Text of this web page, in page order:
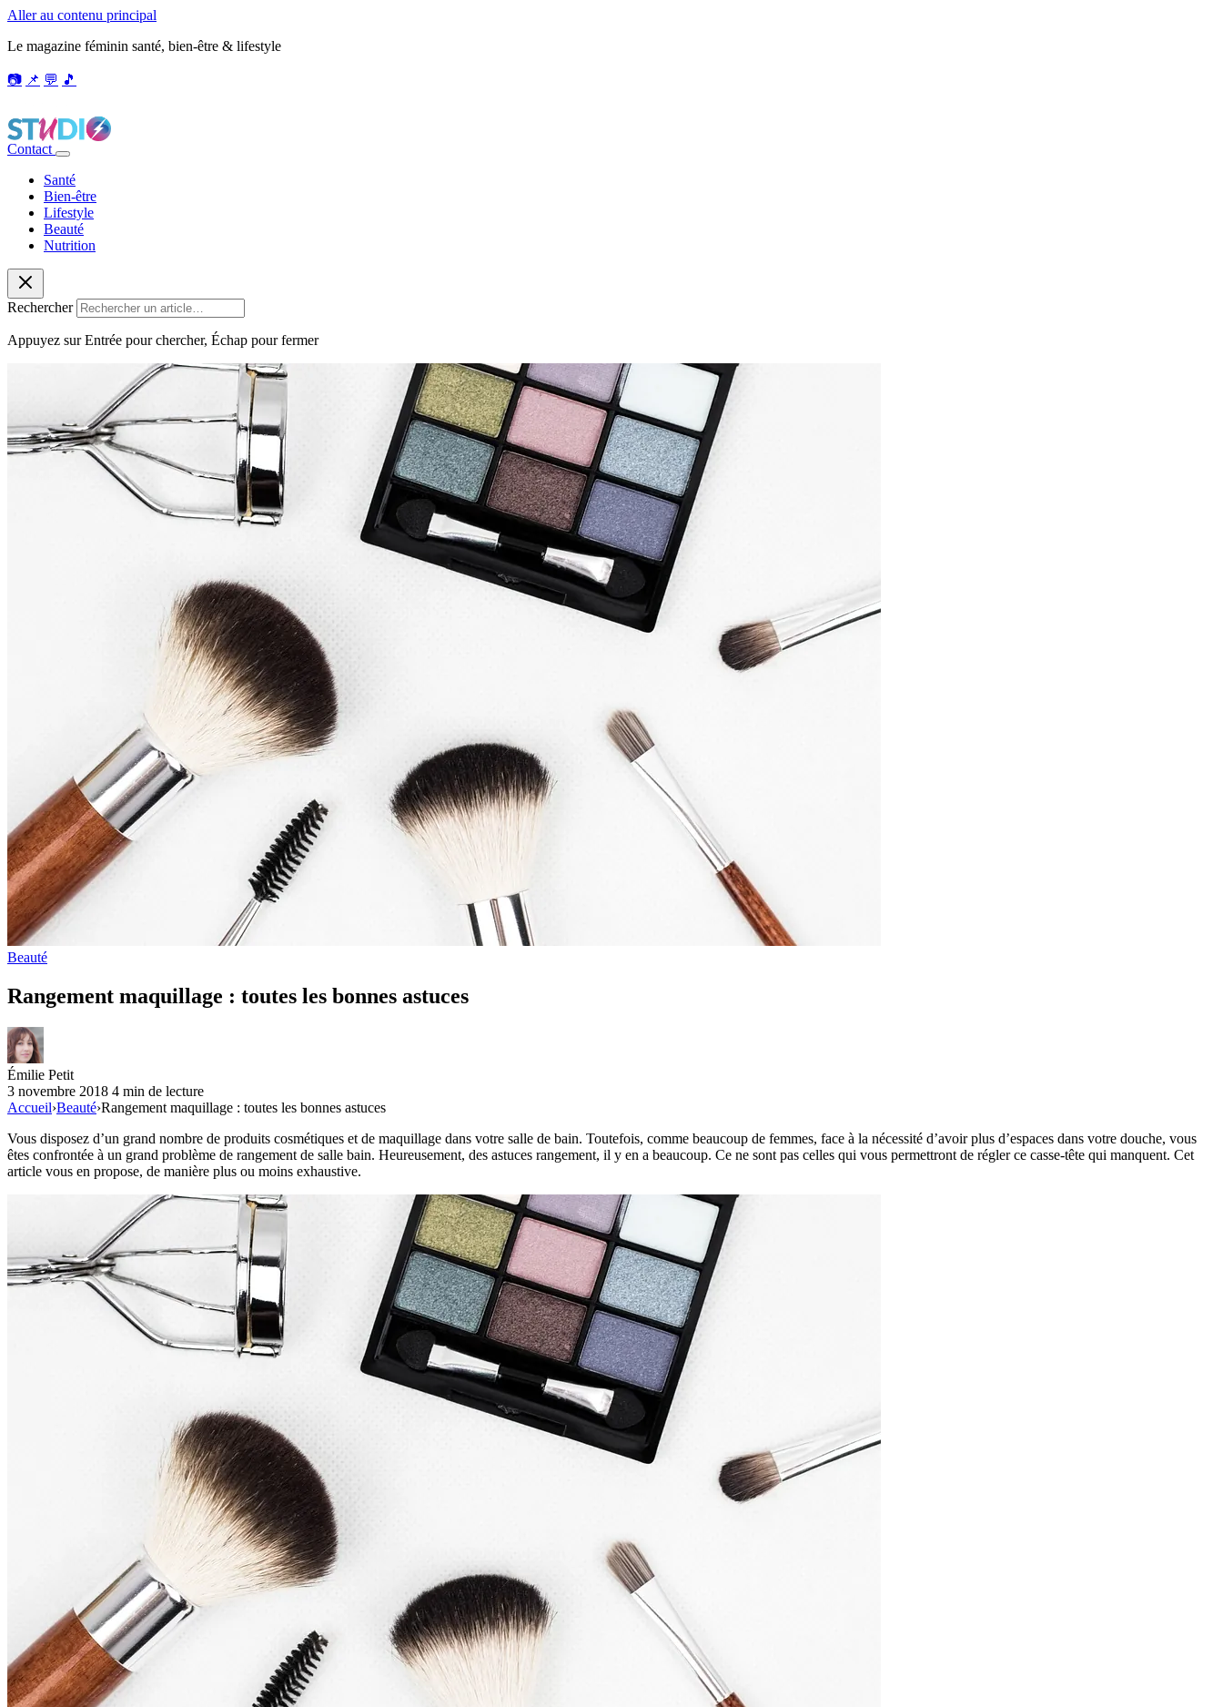
Aller au contenu principal
Le magazine féminin santé, bien-être & lifestyle
📷 📌 💬 🎵
Contact
Santé
Bien-être
Lifestyle
Beauté
Nutrition
Rechercher
Appuyez sur Entrée pour chercher, Échap pour fermer
Beauté
Rangement maquillage : toutes les bonnes astuces
Émilie Petit
3 novembre 2018 4 min de lecture
Accueil›Beauté›Rangement maquillage : toutes les bonnes astuces
Vous disposez d’un grand nombre de produits cosmétiques et de maquillage dans votre salle de bain. Toutefois, comme beaucoup de femmes, face à la nécessité d’avoir plus d’espaces dans votre douche, vous
êtes confrontée à un grand problème de rangement de salle bain. Heureusement, des astuces rangement, il y en a beaucoup. Ce ne sont pas celles qui vous permettront de régler ce casse-tête qui manquent. Cet
article vous en propose, de manière plus ou moins exhaustive.